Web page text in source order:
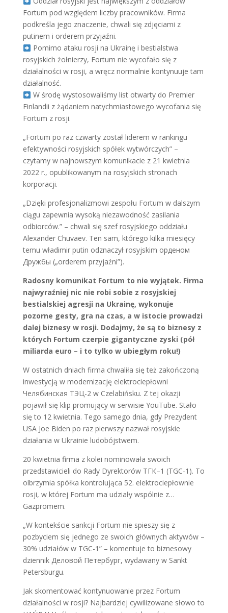
Fortum pod względem liczby pracowników. Firma
podkreśla jego znaczenie, chwali się zdjęciami z
putinem i orderem przyjaźni.
Pomimo ataku rosji na Ukrainę i bestialstwa
rosyjskich żołnierzy, Fortum nie wycofało się z
działalności w rosji, a wręcz normalnie kontynuuje tam
działalność.
W środę wystosowaliśmy list otwarty do Premier
Finlandii z żądaniem natychmiastowego wycofania się
Fortum z rosji.
„Fortum po raz czwarty został liderem w rankingu
efektywności rosyjskich spółek wytwórczych” –
czytamy w najnowszym komunikacie z 21 kwietnia
2022 r., opublikowanym na rosyjskich stronach
korporacji.
„Dzięki profesjonalizmowi zespołu Fortum w dalszym
ciągu zapewnia wysoką niezawodność zasilania
odbiorców.” – chwali się szef rosyjskiego oddziału
Alexander Chuvaev. Ten sam, którego kilka miesięcy
temu władimir putin odznaczył rosyjskim орденом
Дружбы („orderem przyjaźni”).
Radosny komunikat Fortum to nie wyjątek. Firma
najwyraźniej nic nie robi sobie z rosyjskiej
bestialskiej agresji na Ukrainę, wykonuje
pozorne gesty, gra na czas, a w istocie prowadzi
dalej biznesy w rosji. Dodajmy, że są to biznesy z
których Fortum czerpie gigantyczne zyski (pół
miliarda euro – i to tylko w ubiegłym roku!)
W ostatnich dniach firma chwaliła się też zakończoną
inwestycją w modernizację elektrociepłowni
Челябинская ТЭЦ-2 w Czelabińsku. Z tej okazji
pojawił się klip promujący w serwisie YouTube. Stało
się to 12 kwietnia. Tego samego dnia, gdy Prezydent
USA Joe Biden po raz pierwszy nazwał rosyjskie
działania w Ukrainie ludobójstwem.
20 kwietnia firma z kolei nominowała swoich
przedstawicieli do Rady Dyrektorów ТГК–1 (TGC-1). To
olbrzymia spółka kontrolująca 52. elektrociepłownie
rosji, w której Fortum ma udziały wspólnie z…
Gazpromem.
„W kontekście sankcji Fortum nie spieszy się z
pozbyciem się jednego ze swoich głównych aktywów –
30% udziałów w TGC-1” – komentuje to biznesowy
dziennik Деловой Петербург, wydawany w Sankt
Petersburgu.
Jak skomentować kontynuowanie przez Fortum
działalności w rosji? Najbardziej cywilizowane słowo to